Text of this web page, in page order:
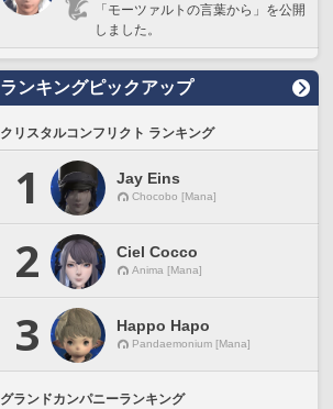
「モーツァルトの言葉から」を公開
しました。
ランキングピックアップ
クリスタルコンフリクト ランキング
1 Jay Eins
Chocobo [Mana]
2 Ciel Cocco
Anima [Mana]
3 Happo Hapo
Pandaemonium [Mana]
グランドカンパニーランキング